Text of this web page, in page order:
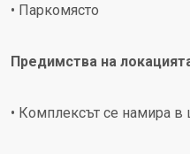
• Паркомясто
Предимства на
• Комплексът се намира в